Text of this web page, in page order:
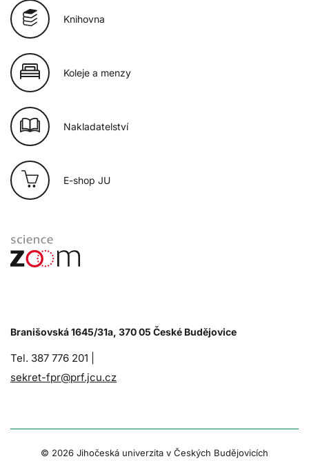
Knihovna
Koleje a menzy
Nakladatelství
E-shop JU
Branišovská 1645/31a, 370 05 České Budějovice
Tel. 387 776 201 |
sekret-fpr@prf.jcu.cz
© 2026 Jihočeská univerzita v Českých Budějovicích